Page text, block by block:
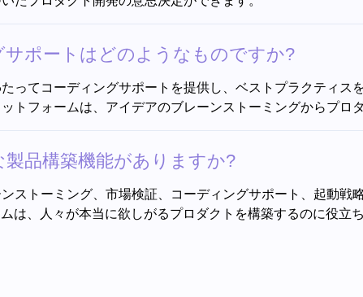
ポートはどのようなものですか?
ってコーディングサポートを提供し、ベストプラクティ
トフォームは、アイデアのブレーンストーミングからプロ
品構築機能がありますか?
ストーミング、市場検証、コーディングサポート、起動戦
は、人々が本当に欲しがるプロダクトを構築するのに役立ち